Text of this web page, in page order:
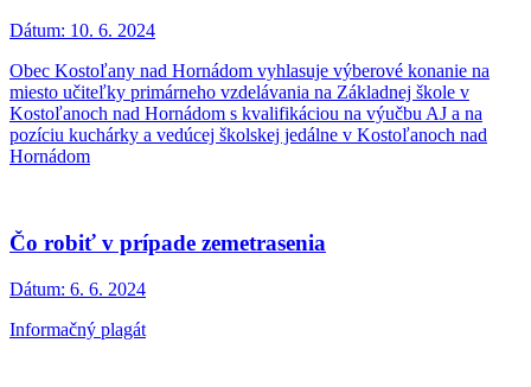
Dátum: 10. 6. 2024
Obec Kostoľany nad Hornádom vyhlasuje výberové konanie na
miesto učiteľky primárneho vzdelávania na Základnej škole v
Kostoľanoch nad Hornádom s kvalifikáciou na výučbu AJ a na
pozíciu kuchárky a vedúcej školskej jedálne v Kostoľanoch nad
Hornádom
Čo robiť v prípade zemetrasenia
Dátum: 6. 6. 2024
Informačný plagát